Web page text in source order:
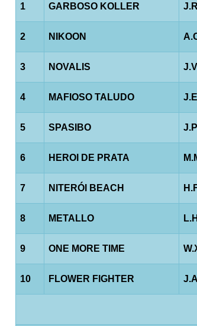
1 GARBOSO KOLLER
2 NIKOON
3 NOVALIS
4 MAFIOSO TALUDO
5 SPASIBO
6 HEROI DE PRATA
7 NITERÓI BEACH
8 METALLO
9 ONE MORE TIME
10 FLOWER FIGHTER